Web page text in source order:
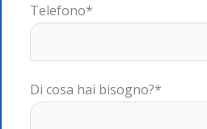
Telefono*
Di cosa hai bisogno?*